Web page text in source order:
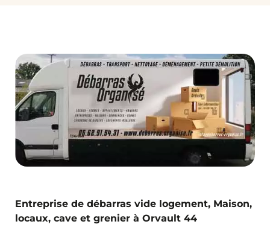
Entreprise de débarras vide logement, Maison,
locaux, cave et grenier à Orvault 44